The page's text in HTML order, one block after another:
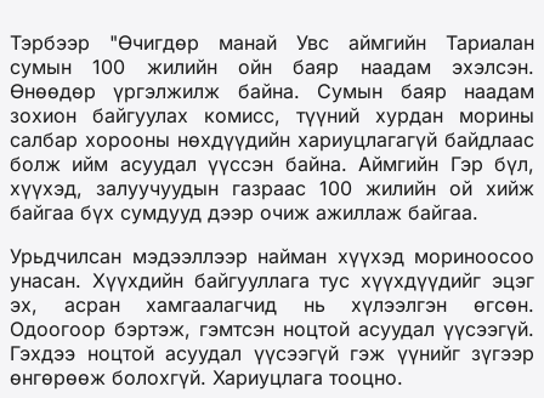
Тэрбээр "Өчигдөр манай Увс аймгийн Тариалан
сумын 100 жилийн ойн баяр наадам эхэлсэн.
Өнөөдөр үргэлжилж байна. Сумын баяр наадам
зохион байгуулах комисс, түүний хурдан морины
салбар хорооны нөхдүүдийн хариуцлагагүй байдлаас
болж ийм асуудал үүссэн байна. Аймгийн Гэр бүл,
хүүхэд, залуучуудын газраас 100 жилийн ой хийж
байгаа бүх сумдууд дээр очиж ажиллаж байгаа.
Урьдчилсан мэдээллээр найман хүүхэд мориноосоо
унасан. Хүүхдийн байгууллага тус хүүхдүүдийг эцэг
эх, асран хамгаалагчид нь хүлээлгэн өгсөн.
Одоогоор бэртэж, гэмтсэн ноцтой асуудал үүсээгүй.
Гэхдээ ноцтой асуудал үүсээгүй гэж үүнийг зүгээр
өнгөрөөж болохгүй. Хариуцлага тооцно.